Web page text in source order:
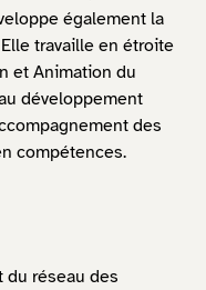
également la
travaille en étroite
et Animation du
développement
des
compétences.
du réseau des